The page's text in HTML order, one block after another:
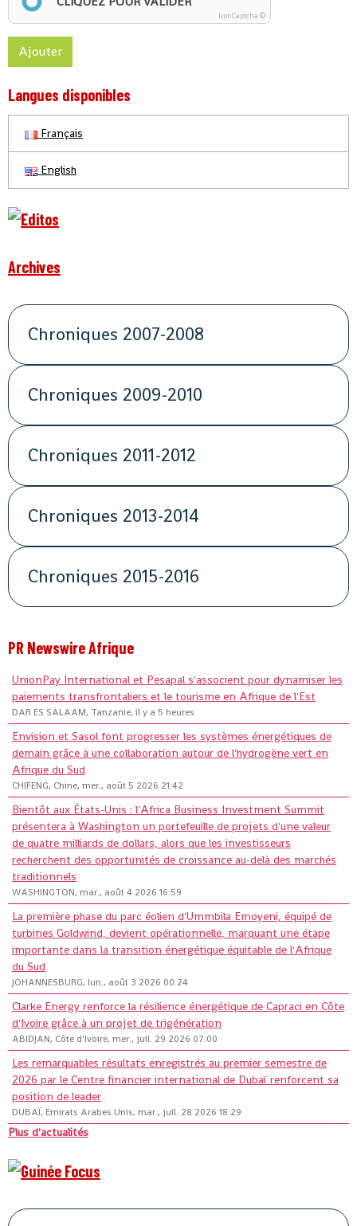
IconCaptcha ©
Ajouter
Langues disponibles
Français
English
Archives
Chroniques 2007-2008
Chroniques 2009-2010
Chroniques 2011-2012
Chroniques 2013-2014
Chroniques 2015-2016
PR Newswire Afrique
UnionPay International et Pesapal s'associent pour dynamiser les
paiements transfrontaliers et le tourisme en Afrique de l'Est
DAR ES SALAAM, Tanzanie, il y a 5 heures
Envision et Sasol font progresser les systèmes énergétiques de
demain grâce à une collaboration autour de l'hydrogène vert en
Afrique du Sud
CHIFENG, Chine, mer., août 5 2026 21:42
Bientôt aux États-Unis : l'Africa Business Investment Summit
présentera à Washington un portefeuille de projets d'une valeur
de quatre milliards de dollars, alors que les investisseurs
recherchent des opportunités de croissance au-delà des marchés
traditionnels
WASHINGTON, mar., août 4 2026 16:59
La première phase du parc éolien d'Ummbila Emoyeni, équipé de
turbines Goldwind, devient opérationnelle, marquant une étape
importante dans la transition énergétique équitable de l'Afrique
du Sud
JOHANNESBURG, lun., août 3 2026 00:24
Clarke Energy renforce la résilience énergétique de Capraci en Côte
d'Ivoire grâce à un projet de trigénération
ABIDJAN, Côte d'Ivoire, mer., juil. 29 2026 07:00
Les remarquables résultats enregistrés au premier semestre de
2026 par le Centre financier international de Dubaï renforcent sa
position de leader
DUBAÏ, Émirats Arabes Unis, mar., juil. 28 2026 18:29
Plus d'actualités